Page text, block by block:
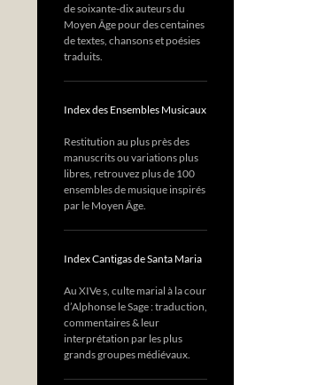
de soixante-dix auteurs du
Moyen Âge pour des centaines
de textes, chansons et poésies
traduits.
Index des Ensembles Musicaux
Restitution au plus près des
manuscrits ou variations plus
libres, retrouvez plus de 100
ensembles de musique inspirés
par le Moyen Âge.
Index Cantigas de Santa Maria
Au XIVe s, culte marial à la cour
d’Alphonse le Sage : traduction,
commentaires & leur
interprétation par les plus
grands groupes médiévaux.